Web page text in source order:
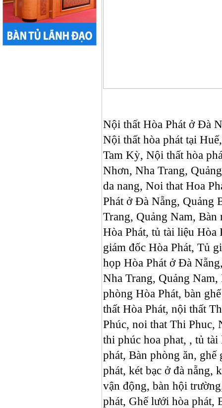
Nội thất Hòa Phát ở Đà
Nội thất hòa phát tại
Tam Kỳ, Nội thất hòa
Nhơn, Nha Trang,
da nang, Noi that Hoa
Phát ở Đà Nẵng, Quảng
Trang, Quảng Nam, Bàn
Hòa Phát, tủ tài liệu Hòa
giám đốc Hòa Phát, Tủ
họp Hòa Phát ở Đà
Nha Trang, Quảng
phòng Hòa Phát, bàn
thất Hòa Phát, nội thất
Phúc, noi that Thi Phuc,
thi phúc hoa phat, , tủ
phát, Bàn phòng ăn, ghế
phát, két bạc ở đà nẵng,
vận động, bàn hội
phát, Ghế lưới hòa